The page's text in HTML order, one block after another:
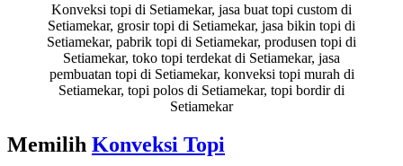
Konveksi topi di Setiamekar, jasa buat topi custom di
Setiamekar, grosir topi di Setiamekar, jasa bikin topi di
Setiamekar, pabrik topi di Setiamekar, produsen topi di
Setiamekar, toko topi terdekat di Setiamekar, jasa
pembuatan topi di Setiamekar, konveksi topi murah di
Setiamekar, topi polos di Setiamekar, topi bordir di
Setiamekar
Memilih Konveksi Topi